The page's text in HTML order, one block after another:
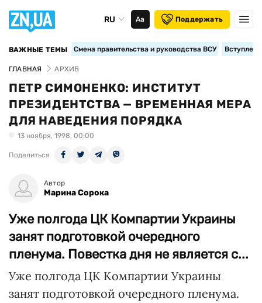
RU Аа Поддержать
ВАЖНЫЕ ТЕМЫ Смена правительства и руководства ВСУ
ГЛАВНАЯ АРХИВ
ПЕТР СИМОНЕНКО: ИНСТИТУТ
ПРЕЗИДЕНТСТВА — ВРЕМЕННАЯ МЕРА
ДЛЯ НАВЕДЕНИЯ ПОРЯДКА
13 ноября, 1998, 00:00
Поделиться
Автор
Марина Сорока
Уже полгода ЦК Компартии Украины
занят подготовкой очередного
пленума. Повестка дня не является с...
Уже полгода ЦК Компартии Украины
занят подготовкой очередного пленума.